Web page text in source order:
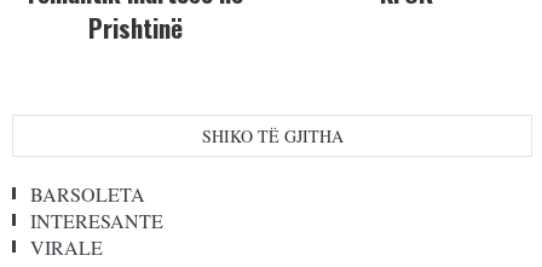
Prishtinë
SHIKO TË GJITHA
BARSOLETA
INTERESANTE
VIRALE